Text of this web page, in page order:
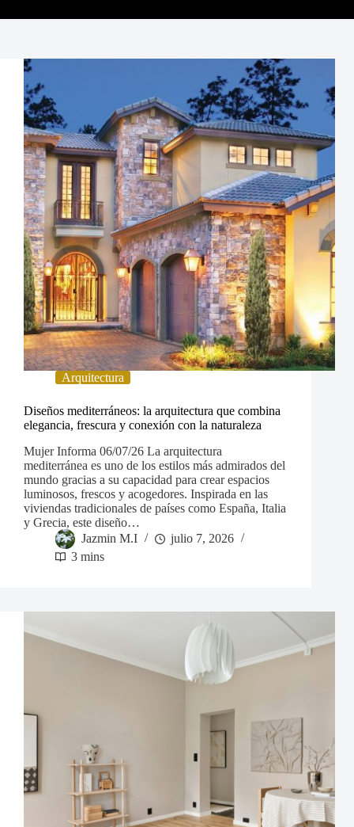
Arquitectura
Diseños mediterráneos: la arquitectura que combina
elegancia, frescura y conexión con la naturaleza
Mujer Informa 06/07/26 La arquitectura
mediterránea es uno de los estilos más admirados del
mundo gracias a su capacidad para crear espacios
luminosos, frescos y acogedores. Inspirada en las
viviendas tradicionales de países como España, Italia
y Grecia, este diseño…
Jazmin M.I
julio 7, 2026
3 mins